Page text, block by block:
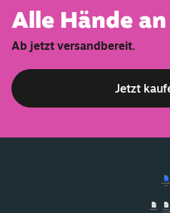
Alle Hände
Ab jetzt versandbereit.
Jetzt